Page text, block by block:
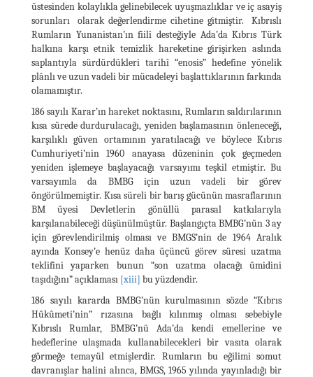
üstesinden kolaylıkla gelinebilecek uyuşmazlıklar ve iç asayiş
sorunları olarak değerlendirme cihetine gitmiştir. Kıbrıslı
Rumların Yunanistan’ın fiilî desteğiyle Ada’da Kıbrıs Türk
halkına karşı etnik temizlik hareketine girişirken aslında
saplantıyla sürdürdükleri tarihî “enosis” hedefine yönelik
plânlı ve uzun vadeli bir mücadeleyi başlattıklarının farkında
olamamıştır.
186 sayılı Karar’ın hareket noktasını, Rumların saldırılarının
kısa sürede durdurulacağı, yeniden başlamasının önleneceği,
karşılıklı güven ortamının yaratılacağı ve böylece Kıbrıs
Cumhuriyeti’nin 1960 anayasa düzeninin çok geçmeden
yeniden işlemeye başlayacağı varsayımı teşkil etmiştir. Bu
varsayımla da BMBG için uzun vadeli bir görev
öngörülmemiştir. Kısa süreli bir barış gücünün masraflarının
BM üyesi Devletlerin gönüllü parasal katkılarıyla
karşılanabileceği düşünülmüştür. Başlangıçta BMBG’nün 3 ay
için görevlendirilmiş olması ve BMGS’nin de 1964 Aralık
ayında Konsey’e henüz daha üçüncü görev süresi uzatma
teklifini yaparken bunun “son uzatma olacağı ümidini
taşıdığını” açıklaması [xiii] bu yüzdendir.
186 sayılı kararda BMBG’nün kurulmasının sözde “Kıbrıs
Hükûmeti’nin” rızasına bağlı kılınmış olması sebebiyle
Kıbrıslı Rumlar, BMBG’nü Ada’da kendi emellerine ve
hedeflerine ulaşmada kullanabilecekleri bir vasıta olarak
görmeğe temayül etmişlerdir. Rumların bu eğilimi somut
davranışlar halini alınca, BMGS, 1965 yılında yayınladığı bir